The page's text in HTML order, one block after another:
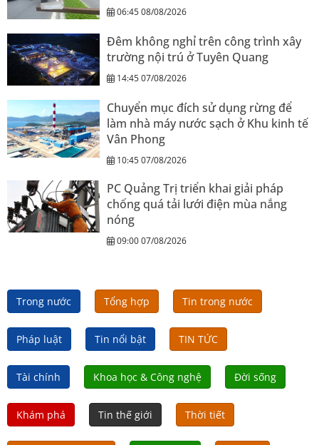
06:45 08/08/2026
Đêm không nghỉ trên công trình xây
trường nội trú ở Tuyên Quang
14:45 07/08/2026
Chuyển mục đích sử dụng rừng để
làm nhà máy nước sạch ở Khu kinh tế
Vân Phong
10:45 07/08/2026
PC Quảng Trị triển khai giải pháp
chống quá tải lưới điện mùa nắng
nóng
09:00 07/08/2026
Trong nước Tổng hợp Tin trong nước
Pháp luật Tin nổi bật TIN TỨC
Tài chính Khoa học & Công nghệ Đời sống
Khám phá Tin thế giới Thời tiết